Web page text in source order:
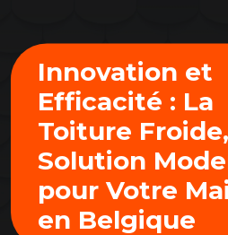
Innovation et
Efficacité : La
Toiture Froide,
Solution
pour Votre
en Belgique